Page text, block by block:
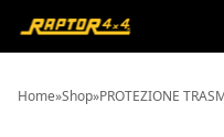
Home»Shop»PROTEZIONE